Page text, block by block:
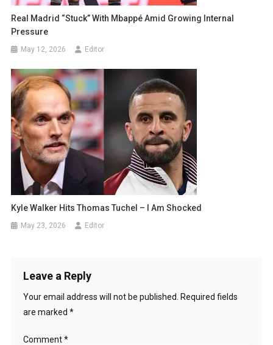
Real Madrid “Stuck” With Mbappé Amid Growing Internal
Pressure
May 12, 2026 Editor
Kyle Walker Hits Thomas Tuchel – I Am Shocked
May 23, 2026 Editor
Leave a Reply
Your email address will not be published.
Required fields
are marked *
Comment*